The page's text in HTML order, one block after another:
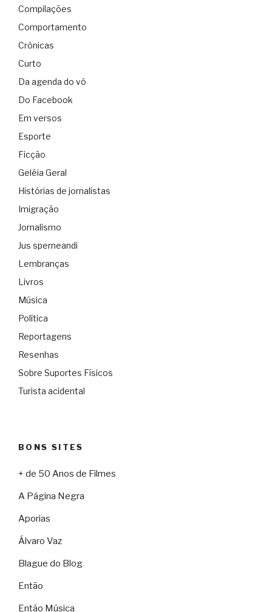
Compilações
Comportamento
Crônicas
Curto
Da agenda do vô
Do Facebook
Em versos
Esporte
Ficção
Geléia Geral
Histórias de jornalistas
Imigração
Jornalismo
Jus sperneandi
Lembranças
Livros
Música
Política
Reportagens
Resenhas
Sobre Suportes Físicos
Turista acidental
BONS SITES
+ de 50 Anos de Filmes
A Página Negra
Aporias
Álvaro Vaz
Blague do Blog
Então
Então Música